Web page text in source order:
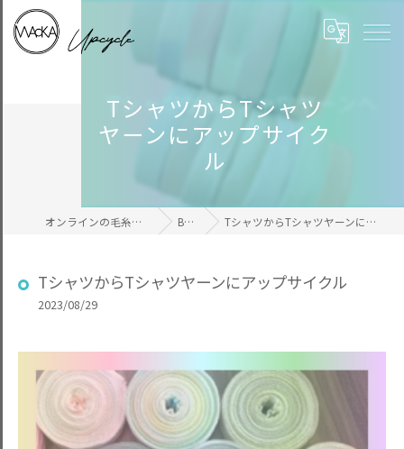
TシャツからTシャツ
ヤーンにアップサイク
ル
オンラインの毛糸ならWAcKA BLOG TシャツからTシャツヤーンにアップサイクル
TシャツからTシャツヤーンにアップサイクル
2023/08/29